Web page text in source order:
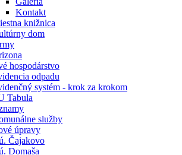
Kontakt
knižnica
dom
hospodárstvo
odpadu
systém - krok za krokom
Tabula
služby
úpravy
Čajakovo
Domaša